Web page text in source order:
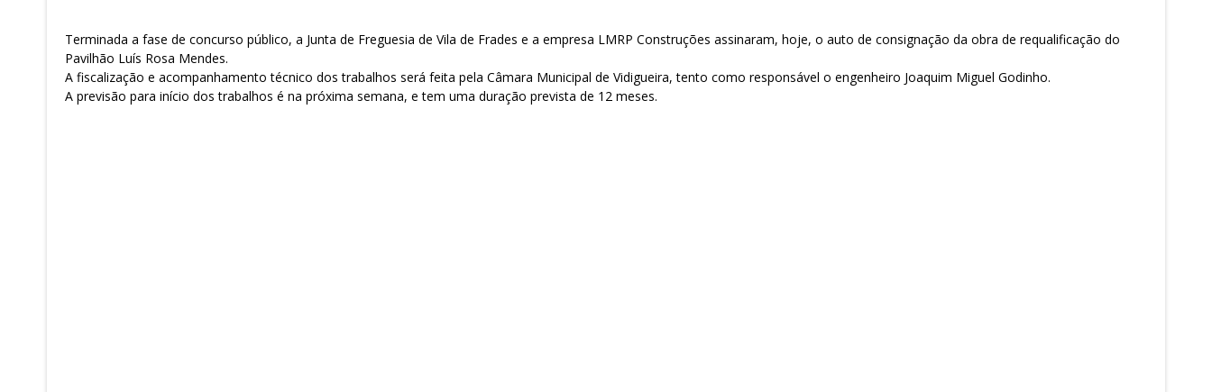
Terminada a fase de concurso público, a Junta de Freguesia de Vila de Frades e a empresa LMRP Construções assinaram, hoje, o auto de consignação da obra de requalificação do
Pavilhão Luís Rosa Mendes.
A fiscalização e acompanhamento técnico dos trabalhos será feita pela Câmara Municipal de Vidigueira, tento como responsável o engenheiro Joaquim Miguel Godinho.
A previsão para início dos trabalhos é na próxima semana, e tem uma duração prevista de 12 meses.